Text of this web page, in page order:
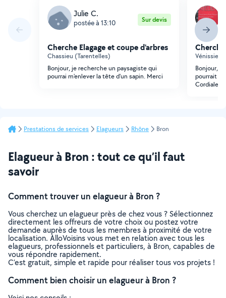
Julie C.
postée à 13:10 Sur devis
Cherche Elagage et coupe d'arbres
Chassieu (Tarentelles)
Bonjour, je recherche un paysagiste qui
pourrai m'enlever la tête d'un sapin. Merci
Bonjour,
pourrait
Prestations de services Elagueurs Rhône Bron
Elagueur à Bron : tout ce qu’il faut
savoir
Comment trouver un elagueur à Bron ?
Vous cherchez un elagueur près de chez vous ? Sélectionnez
directement les offreurs de votre choix ou postez votre
demande auprès de tous les membres à proximité de votre
localisation. AlloVoisins vous met en relation avec tous les
elagueurs, professionnels et particuliers, à Bron, capables de
vous répondre rapidement.
C’est gratuit, simple et rapide pour réaliser tous vos projets !
Comment bien choisir un elagueur à Bron ?